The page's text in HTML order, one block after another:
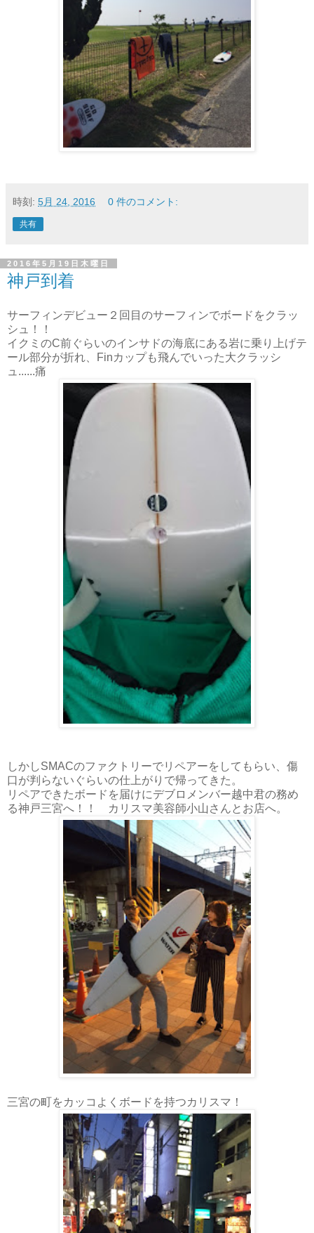
時刻: 5月 24, 2016 0 件のコメント:
共有
2016年5月19日木曜日
神戸到着
サーフィンデビュー２回目のサーフィンでボードをクラッ
シュ！！
イクミのC前ぐらいのインサドの海底にある岩に乗り上げテ
ール部分が折れ、Finカップも飛んでいった大クラッシ
ュ......痛
しかしSMACのファクトリーでリペアーをしてもらい、傷
口が判らないぐらいの仕上がりで帰ってきた。
リペアできたボードを届けにデブロメンバー越中君の務め
る神戸三宮へ！！ カリスマ美容師小山さんとお店へ。
三宮の町をカッコよくボードを持つカリスマ！